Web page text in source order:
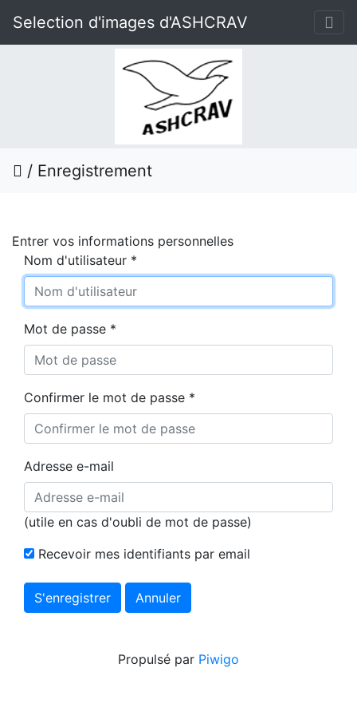
Selection d'images d'ASHCRAV
/ Enregistrement
Entrer vos informations personnelles
Nom d'utilisateur *
Mot de passe *
Confirmer le mot de passe *
Adresse e-mail
(utile en cas d'oubli de mot de passe)
Recevoir mes identifiants par email
Propulsé par Piwigo